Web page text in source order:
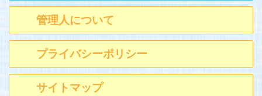
管理人について
プライバシーポリシー
サイトマップ